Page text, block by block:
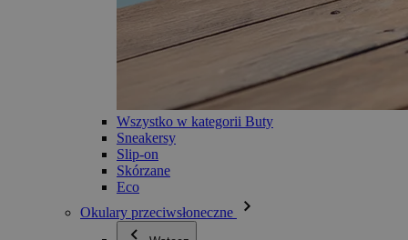
Wszystko w kategorii Buty
Sneakersy
Slip-on
Skórzane
Eco
Okulary przeciwsłoneczne